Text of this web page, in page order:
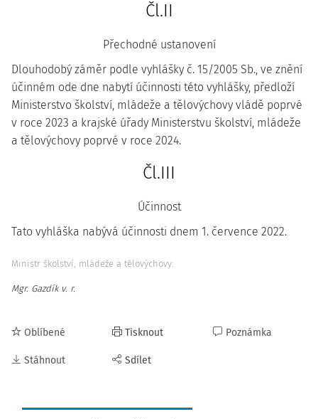
Čl.II
Přechodné ustanovení
Dlouhodobý záměr podle vyhlášky č. 15/2005 Sb., ve znění
účinném ode dne nabytí účinnosti této vyhlášky, předloží
Ministerstvo školství, mládeže a tělovýchovy vládě poprvé
v roce 2023 a krajské úřady Ministerstvu školství, mládeže
a tělovýchovy poprvé v roce 2024.
Čl.III
Účinnost
Tato vyhláška nabývá účinnosti dnem 1. července 2022.
Ministr školství, mládeže a tělovýchovy:
Mgr. Gazdík v. r.
Oblíbené
Stáhnout
Tisknout
Sdílet
Poznámka